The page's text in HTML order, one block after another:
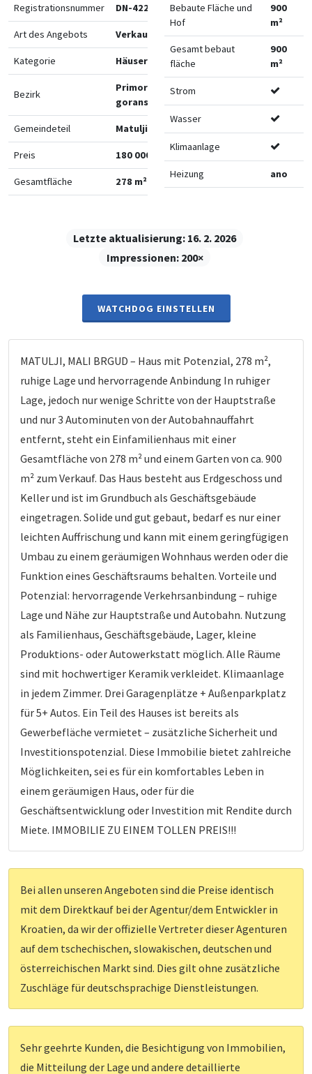
Registrationsnummer DN-42269
Art des Angebots Verkauf
Kategorie Häuser
Bezirk
Primorsko-
goranska
Gemeindeteil Matulji
Preis 180 000 €
Gesamtfläche 278 m²
Bebaute Fläche und
Hof
900
m²
Gesamt bebaut
fläche
900
m²
Strom
Wasser
Klimaanlage
Heizung ano
Letzte aktualisierung: 16. 2. 2026
Impressionen: 200×
WATCHDOG EINSTELLEN
MATULJI, MALI BRGUD – Haus mit Potenzial, 278 m²,
ruhige Lage und hervorragende Anbindung In ruhiger
Lage, jedoch nur wenige Schritte von der Hauptstraße
und nur 3 Autominuten von der Autobahnauffahrt
entfernt, steht ein Einfamilienhaus mit einer
Gesamtfläche von 278 m² und einem Garten von ca. 900
m² zum Verkauf. Das Haus besteht aus Erdgeschoss und
Keller und ist im Grundbuch als Geschäftsgebäude
eingetragen. Solide und gut gebaut, bedarf es nur einer
leichten Auffrischung und kann mit einem geringfügigen
Umbau zu einem geräumigen Wohnhaus werden oder die
Funktion eines Geschäftsraums behalten. Vorteile und
Potenzial: hervorragende Verkehrsanbindung – ruhige
Lage und Nähe zur Hauptstraße und Autobahn. Nutzung
als Familienhaus, Geschäftsgebäude, Lager, kleine
Produktions- oder Autowerkstatt möglich. Alle Räume
sind mit hochwertiger Keramik verkleidet. Klimaanlage
in jedem Zimmer. Drei Garagenplätze + Außenparkplatz
für 5+ Autos. Ein Teil des Hauses ist bereits als
Gewerbefläche vermietet – zusätzliche Sicherheit und
Investitionspotenzial. Diese Immobilie bietet zahlreiche
Möglichkeiten, sei es für ein komfortables Leben in
einem geräumigen Haus, oder für die
Geschäftsentwicklung oder Investition mit Rendite durch
Miete. IMMOBILIE ZU EINEM TOLLEN PREIS!!!
Bei allen unseren Angeboten sind die Preise identisch
mit dem Direktkauf bei der Agentur/dem Entwickler in
Kroatien, da wir der offizielle Vertreter dieser Agenturen
auf dem tschechischen, slowakischen, deutschen und
österreichischen Markt sind. Dies gilt ohne zusätzliche
Zuschläge für deutschsprachige Dienstleistungen.
Sehr geehrte Kunden, die Besichtigung von Immobilien,
die Mitteilung der Lage und andere detaillierte